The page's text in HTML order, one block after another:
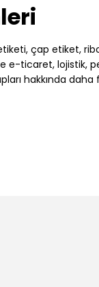
çap etiket,
e-ticaret, lojistik,
hakkında daha